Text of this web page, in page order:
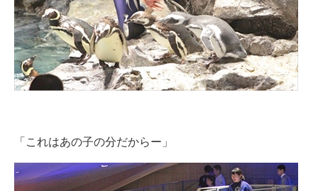
「これはあの子の分だからー」